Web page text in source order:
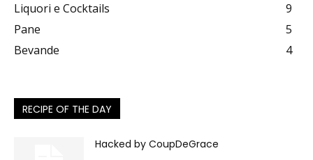
Liquori e Cocktails
9
Pane
5
Bevande
4
RECIPE OF THE DAY
Hacked by CoupDeGrace